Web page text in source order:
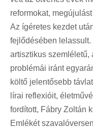
reformokat,
Az ígéretes kezdet
fejlődésében
artisztikus szemléletű,
problémái iránt
költő jelentősebb
lírai reflexióit,
fordított, Fábry Zoltán
Emlékét